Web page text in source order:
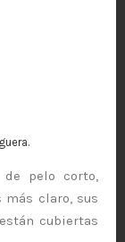
de pelo corto,
más claro, sus
cubiertas